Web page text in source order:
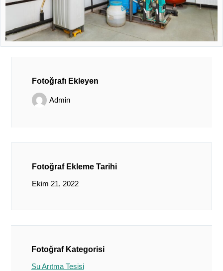
Fotoğrafı Ekleyen
Admin
Fotoğraf Ekleme Tarihi
Ekim 21, 2022
Fotoğraf Kategorisi
Su Arıtma Tesisi